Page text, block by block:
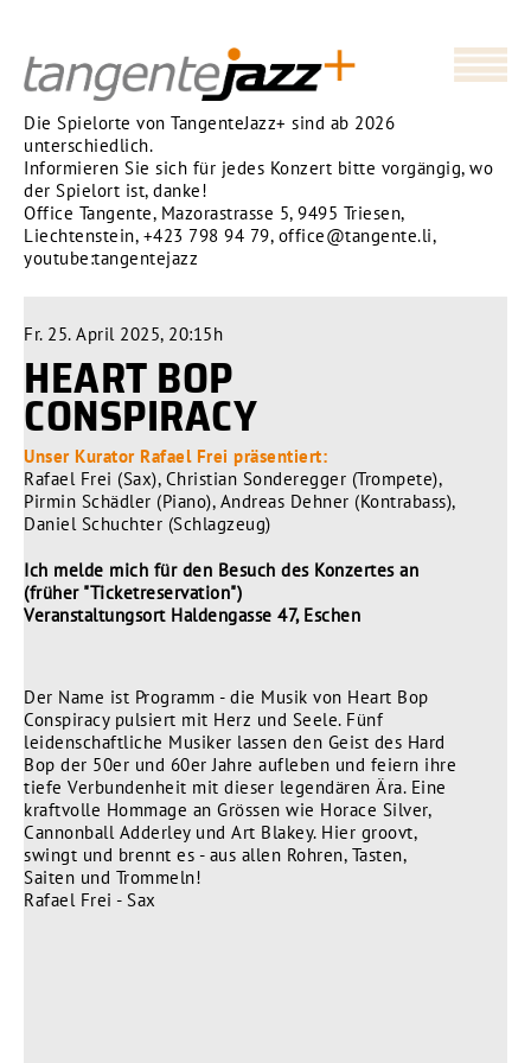
Die Spielorte von TangenteJazz+ sind ab 2026
unterschiedlich.
Informieren Sie sich für jedes Konzert bitte vorgängig, wo
der Spielort ist, danke!
Office Tangente, Mazorastrasse 5, 9495 Triesen,
Liechtenstein, +423 798 94 79, office@tangente.li,
youtube:tangentejazz
Fr. 25. April 2025, 20:15h
HEART BOP
CONSPIRACY
Unser Kurator Rafael Frei präsentiert:
Rafael Frei (Sax), Christian Sonderegger (Trompete),
Pirmin Schädler (Piano), Andreas Dehner (Kontrabass),
Daniel Schuchter (Schlagzeug)
Ich melde mich für den Besuch des Konzertes an
(früher "Ticketreservation")
Veranstaltungsort Haldengasse 47, Eschen
Der Name ist Programm - die Musik von Heart Bop
Conspiracy pulsiert mit Herz und Seele. Fünf
leidenschaftliche Musiker lassen den Geist des Hard
Bop der 50er und 60er Jahre aufleben und feiern ihre
tiefe Verbundenheit mit dieser legendären Ära. Eine
kraftvolle Hommage an Grössen wie Horace Silver,
Cannonball Adderley und Art Blakey. Hier groovt,
swingt und brennt es - aus allen Rohren, Tasten,
Saiten und Trommeln!
Rafael Frei - Sax